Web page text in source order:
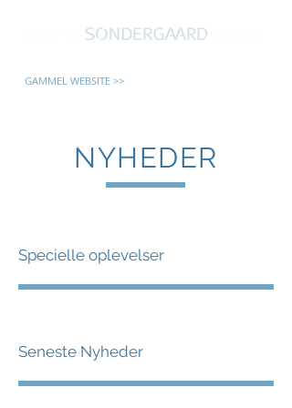
GAMMEL WEBSITE >>
NYHEDER
Specielle oplevelser
Seneste Nyheder